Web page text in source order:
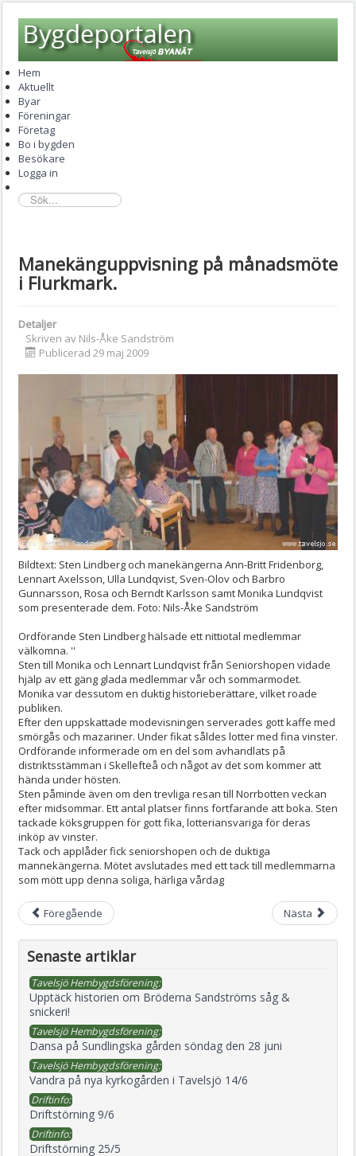
Hem
Aktuellt
Byar
Föreningar
Företag
Bo i bygden
Besökare
Logga in
sök...
Manekänguppvisning på månadsmöte
i Flurkmark.
Detaljer
Skriven av Nils-Åke Sandström
Publicerad 29 maj 2009
Bildtext: Sten Lindberg och manekängerna Ann-Britt Fridenborg,
Lennart Axelsson, Ulla Lundqvist, Sven-Olov och Barbro
Gunnarsson, Rosa och Berndt Karlsson samt Monika Lundqvist
som presenterade dem. Foto: Nils-Åke Sandström
Ordförande Sten Lindberg hälsade ett nittiotal medlemmar
välkomna. ''
Sten till Monika och Lennart Lundqvist från Seniorshopen vidade
hjälp av ett gäng glada medlemmar vår och sommarmodet.
Monika var dessutom en duktig historieberättare, vilket roade
publiken.
Efter den uppskattade modevisningen serverades gott kaffe med
smörgås och mazariner. Under fikat såldes lotter med fina vinster.
Ordförande informerade om en del som avhandlats på
distriktsstämman i Skellefteå och något av det som kommer att
hända under hösten.
Sten påminde även om den trevliga resan till Norrbotten veckan
efter midsommar. Ett antal platser finns fortfarande att boka. Sten
tackade köksgruppen för gott fika, lotteriansvariga för deras
inköp av vinster.
Tack och applåder fick seniorshopen och de duktiga
mannekängerna. Mötet avslutades med ett tack till medlemmarna
som mött upp denna soliga, härliga vårdag
Föregående Nästa
Senaste artiklar
Tavelsjö Hembygdsförening:
Upptäck historien om Bröderna Sandströms såg &
snickeri!
Tavelsjö Hembygdsförening:
Dansa på Sundlingska gården söndag den 28 juni
Tavelsjö Hembygdsförening:
Vandra på nya kyrkogården i Tavelsjö 14/6
Driftinfo:
Driftstörning 9/6
Driftinfo:
Driftstörning 25/5